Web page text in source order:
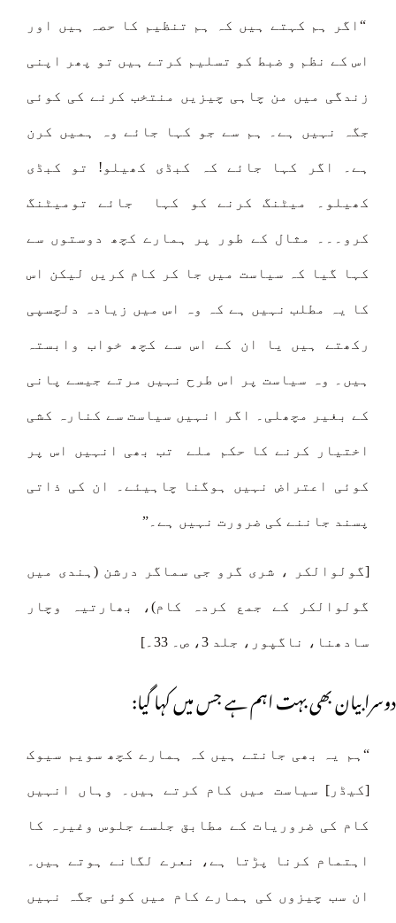
“اگر ہم کہتے ہیں کہ ہم تنظیم کا حصہ ہیں اور
اس کے نظم و ضبط کو تسلیم کرتے ہیں تو پھر اپنی
زندگی میں من چاہی چیزیں منتخب کرنے کی کوئی
جگہ نہیں ہے۔ ہم سے جو کہا جائے وہ ہمیں کرن
ہے۔ اگر کہا جائے کہ کبڈی کھیلو! تو کبڈی
کھیلو۔ میٹنگ کرنے کو کہا جائے تومیٹنگ
کرو۔۔۔ مثال کے طور پر ہمارے کچھ دوستوں سے
کہا گیا کہ سیاست میں جا کر کام کریں لیکن اس
کا یہ مطلب نہیں ہے کہ وہ اس میں زیادہ دلچسپی
رکھتے ہیں یا ان کے اس سے کچھ خواب وابستہ
ہیں۔ وہ سیاست پر اس طرح نہیں مرتے جیسے پانی
کے بغیر مچھلی۔ اگر انہیں سیاست سے کنارہ کشی
اختیار کرنے کا حکم ملے تب بھی انہیں اس پر
کوئی اعتراض نہیں ہوگنا چاہیئے۔ ان کی ذاتی
پسند جاننے کی ضرورت نہیں ہے۔”
[گولوالکر ، شری گرو جی سماگر درشن (ہندی میں
گولوالکر کے جمع کردہ کام)، بھارتیہ وچار
سادھنا، ناگپور، جلد 3، ص۔ 33۔]
دوسرا بیان بھی بہت اہم ہے جس میں کہا گیا:
“ہم یہ بھی جانتے ہیں کہ ہمارے کچھ سویم سیوک
[کیڈر] سیاست میں کام کرتے ہیں۔ وہاں انہیں
کام کی ضروریات کے مطابق جلسے جلوس وغیرہ کا
اہتمام کرنا پڑتا ہے، نعرے لگانے ہوتے ہیں۔
ان سب چیزوں کی ہمارے کام میں کوئی جگہ نہیں